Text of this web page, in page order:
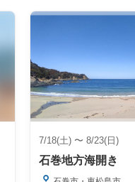
7/18(土) 〜 8/23(日)
石巻地方海開き